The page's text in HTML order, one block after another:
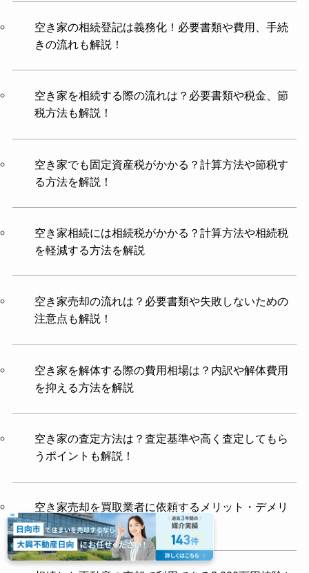
空き家の相続登記は義務化！必要書類や費用、手続
きの流れも解説！
空き家を相続する際の流れは？必要書類や税金、節
税方法も解説！
空き家でも固定資産税がかかる？計算方法や節税す
る方法を解説！
空き家相続には相続税がかかる？計算方法や相続税
を軽減する方法を解説
空き家売却の流れは？必要書類や失敗しないための
注意点も解説！
空き家を解体する際の費用相場は？内訳や解体費用
を抑える方法を解説
空き家の査定方法は？査定基準や高く査定してもら
うポイントも解説！
空き家売却を買取業者に依頼するメリット・デメリ
ット！高く売る方法も解説